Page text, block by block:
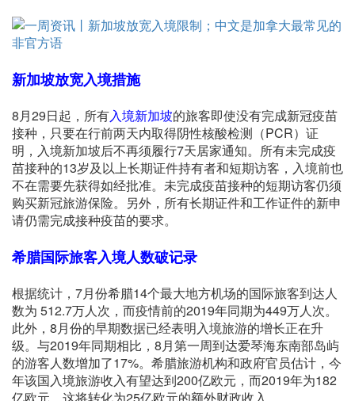
新加坡放宽入境措施
8月29日起，所有入境新加坡的旅客即使没有完成新冠疫苗
接种，只要在行前两天内取得阴性核酸检测（PCR）证
明，入境新加坡后不再须履行7天居家通知。所有未完成疫
苗接种的13岁及以上长期证件持有者和短期访客，入境前也
不在需要先获得如经批准。未完成疫苗接种的短期访客仍须
购买新冠旅游保险。另外，所有长期证件和工作证件的新申
请仍需完成接种疫苗的要求。
希腊国际旅客入境人数破记录
根据统计，7月份希腊14个最大地方机场的国际旅客到达人
数为 512.7万人次，而疫情前的2019年同期为449万人次。
此外，8月份的早期数据已经表明入境旅游的增长正在升
级。与2019年同期相比，8月第一周到达爱琴海东南部岛屿
的游客人数增加了17%。希腊旅游机构和政府官员估计，今
年该国入境旅游收入有望达到200亿欧元，而2019年为182
亿欧元，这将转化为25亿欧元的额外财政收入。